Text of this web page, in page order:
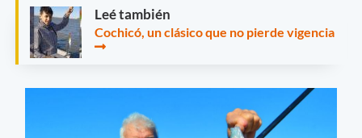
Leé también
Cochicó, un clásico que no pierde vigencia